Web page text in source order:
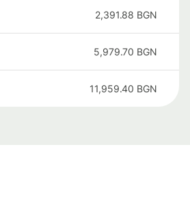
2,391.88 BGN
5,979.70 BGN
11,959.40 BGN